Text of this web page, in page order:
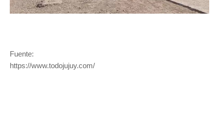
Fuente:
https://www.todojujuy.com/